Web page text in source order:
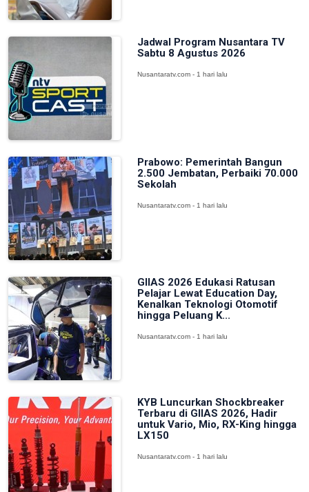
Jadwal Program Nusantara TV
Sabtu 8 Agustus 2026
Nusantaratv.com - 1 hari lalu
Prabowo: Pemerintah Bangun
2.500 Jembatan, Perbaiki 70.000
Sekolah
Nusantaratv.com - 1 hari lalu
GIIAS 2026 Edukasi Ratusan
Pelajar Lewat Education Day,
Kenalkan Teknologi Otomotif
hingga Peluang K...
Nusantaratv.com - 1 hari lalu
KYB Luncurkan Shockbreaker
Terbaru di GIIAS 2026, Hadir
untuk Vario, Mio, RX-King hingga
LX150
Nusantaratv.com - 1 hari lalu